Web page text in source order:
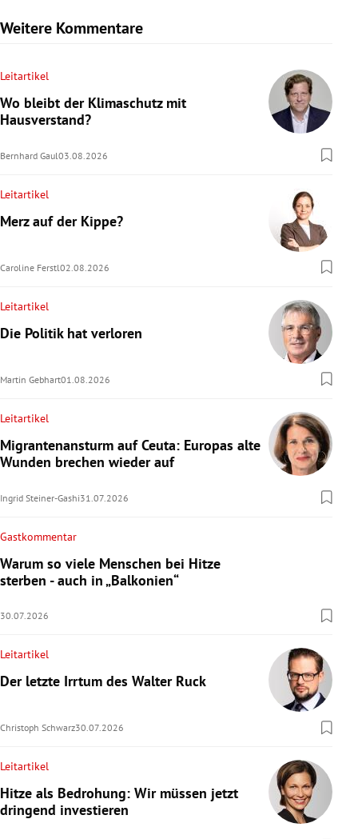
Weitere Kommentare
Leitartikel
Wo bleibt der Klimaschutz mit
Hausverstand?
Bernhard Gaul03.08.2026
Leitartikel
Merz auf der Kippe?
Caroline Ferstl02.08.2026
Leitartikel
Die Politik hat verloren
Martin Gebhart01.08.2026
Leitartikel
Migrantenansturm auf Ceuta: Europas alte
Wunden brechen wieder auf
Ingrid Steiner-Gashi31.07.2026
Gastkommentar
Warum so viele Menschen bei Hitze
sterben - auch in „Balkonien“
30.07.2026
Leitartikel
Der letzte Irrtum des Walter Ruck
Christoph Schwarz30.07.2026
Leitartikel
Hitze als Bedrohung: Wir müssen jetzt
dringend investieren